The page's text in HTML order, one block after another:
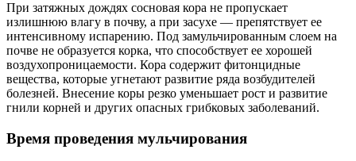
При затяжных дождях сосновая кора не пропускает
излишнюю влагу в почву, а при засухе — препятствует ее
интенсивному испарению. Под замульчированным слоем на
почве не образуется корка, что способствует ее хорошей
воздухопроницаемости. Кора содержит фитонцидные
вещества, которые угнетают развитие ряда возбудителей
болезней. Внесение коры резко уменьшает рост и развитие
гнили корней и других опасных грибковых заболеваний.
Время проведения мульчирования